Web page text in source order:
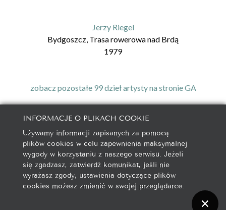
Jerzy Riegel
Bydgoszcz, Trasa rowerowa nad Brdą
1979
zobacz pozostałe 99 dzieł artysty na stronie GA
galeria@autorska.pl
608 596 314
85-078 Bydgoszcz, ul. Chocimska 5
Na początek
INFORMACJE O PLIKACH COOKIE
Używamy informacji zapisanych za pomocą
plików cookies w celu zapewnienia maksymalnej
wygody w korzystaniu z naszego serwisu. Jeżeli
się zgadzasz, zatwierdź komunikat, jeśli nie
wyrażasz zgody, ustawienia dotyczące plików
cookies możesz zmienić w swojej przeglądarce.